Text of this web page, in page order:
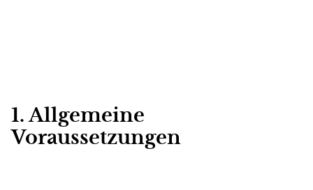
1. Allgemeine
Voraussetzungen